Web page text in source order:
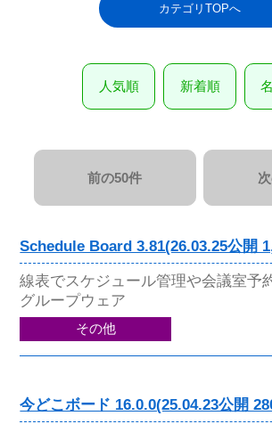
カテゴリTOPへ
人気順 新着順
前の50件
Schedule Board 3.81(26.03.25公開
線表でスケジュール管理や会議室予
グループウェア
その他
今どこボード 16.0.0(25.04.23公開